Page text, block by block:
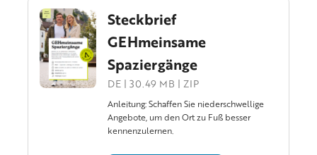
Steckbrief
GEHmeinsame
Spaziergänge
DE | 30.49 MB | ZIP
Anleitung: Schaffen Sie niederschwellige
Angebote, um den Ort zu Fuß besser
kennenzulernen.